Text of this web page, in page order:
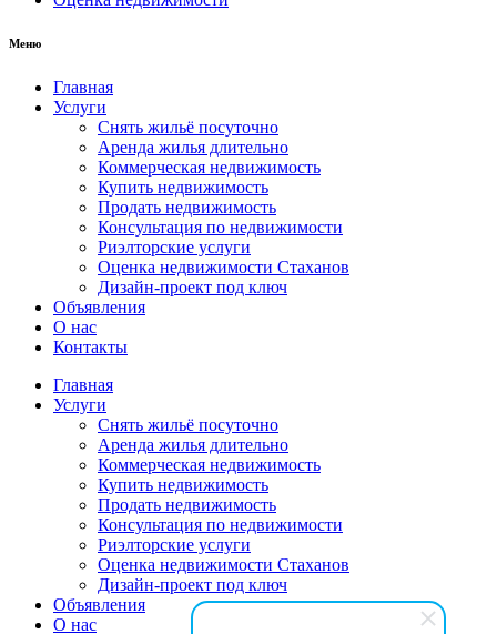
Меню
Главная
Услуги
Снять жильё посуточно
Аренда жилья длительно
Коммерческая недвижимость
Купить недвижимость
Продать недвижимость
Консультация по недвижимости
Риэлторские услуги
Оценка недвижимости Стаханов
Дизайн-проект под ключ
Объявления
О нас
Контакты
Главная
Услуги
Снять жильё посуточно
Аренда жилья длительно
Коммерческая недвижимость
Купить недвижимость
Продать недвижимость
Консультация по недвижимости
Риэлторские услуги
Оценка недвижимости Стаханов
Дизайн-проект под ключ
Объявления
О нас